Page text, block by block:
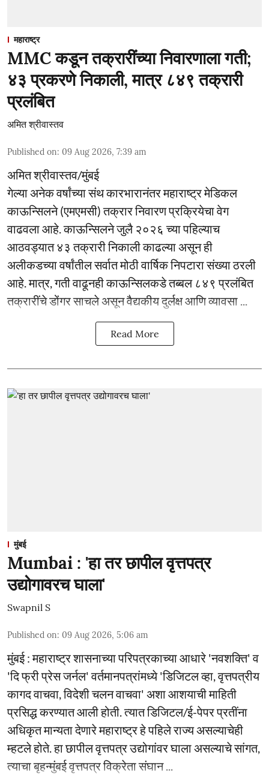
महाराष्ट्र
MMC कडून तक्रारींच्या निवारणाला गती;
४३ प्रकरणे निकाली, मात्र ८४९ तक्रारी
प्रलंबित
अमित श्रीवास्तव
Published on: 09 Aug 2026, 7:39 am
अमित श्रीवास्तव/मुंबई
गेल्या अनेक वर्षांच्या संथ कारभारानंतर महाराष्ट्र मेडिकल
काऊन्सिलने (एमएमसी) तक्रार निवारण प्रक्रियेचा वेग
वाढवला आहे. काऊन्सिलने जुलै २०२६ च्या पहिल्याच
आठवड्यात ४३ तक्रारी निकाली काढल्या असून ही
अलीकडच्या वर्षांतील सर्वात मोठी वार्षिक निपटारा संख्या ठरली
आहे. मात्र, गती वाढूनही काऊन्सिलकडे तब्बल ८४९ प्रलंबित
तक्रारींचे डोंगर साचले असून वैद्यकीय दुर्लक्ष आणि व्यावसा ...
Read More
मुंबई
Mumbai : 'हा तर छापील वृत्तपत्र
उद्योगावरच घाला'
Swapnil S
Published on: 09 Aug 2026, 5:06 am
मुंबई : महाराष्ट्र शासनाच्या परिपत्रकाच्या आधारे 'नवशक्ति' व
'दि फ्री प्रेस जर्नल' वर्तमानपत्रांमध्ये 'डिजिटल व्हा, वृत्तपत्रीय
कागद वाचवा, विदेशी चलन वाचवा' अशा आशयाची माहिती
प्रसिद्ध करण्यात आली होती. त्यात डिजिटल/ई-पेपर प्रतींना
अधिकृत मान्यता देणारे महाराष्ट्र हे पहिले राज्य असल्याचेही
म्हटले होते. हा छापील वृत्तपत्र उद्योगांवर घाला असल्याचे सांगत,
त्याचा बृहन्मुंबई वृत्तपत्र विक्रेता संघान ...